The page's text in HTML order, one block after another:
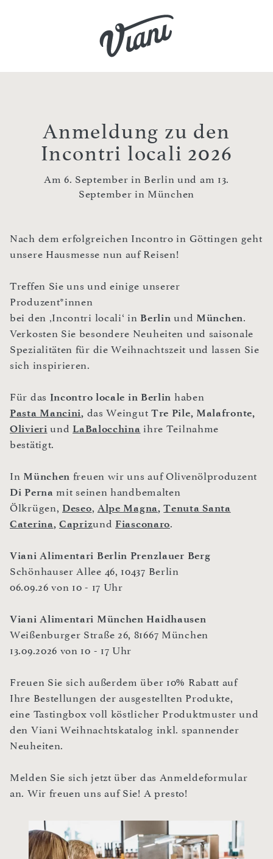
Anmeldung zu den
Incontri locali 2026
Am 6. September in Berlin und am 13.
September in München
Nach dem erfolgreichen Incontro in Göttingen geht
unsere Hausmesse nun auf Reisen!
Treffen Sie uns und einige unserer
Produzent*innen
bei den ‚Incontri locali‘ inBerlinund München.
Verkosten Sie besondere Neuheiten und saisonale
Spezialitäten für die Weihnachtszeit und lassen Sie
sich inspirieren.
Für das Incontro locale in Berlin haben
Pasta Mancini, das Weingut Tre Pile, Malafronte,
Olivieri undLaBalocchina ihre Teilnahme
bestätigt.
In München freuen wir uns auf Olivenölproduzent
Di Perna mit seinen handbemalten
Ölkrügen, Deseo, Alpe Magna,Tenuta Santa
Caterina,CaprizundFiasconaro.
Viani Alimentari Berlin Prenzlauer Berg
Schönhauser Allee 46, 10437 Berlin
06.09.26 von 10 - 17 Uhr
Viani Alimentari München Haidhausen
Weißenburger Straße 26, 81667 München
13.09.2026 von 10 - 17 Uhr
Freuen Sie sich außerdem über 10% Rabatt auf
Ihre Bestellungen der ausgestellten Produkte,
eine Tastingbox voll köstlicher Produktmuster und
den Viani Weihnachtskatalog inkl. spannender
Neuheiten.
Melden Sie sich jetzt über das Anmeldeformular
an. Wir freuen uns auf Sie! A presto!